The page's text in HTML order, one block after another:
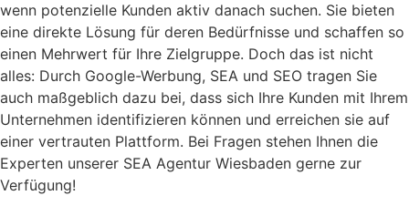
wenn potenzielle Kunden aktiv danach suchen. Sie bieten
eine direkte Lösung für deren Bedürfnisse und schaffen so
einen Mehrwert für Ihre Zielgruppe. Doch das ist nicht
alles: Durch Google-Werbung, SEA und SEO tragen Sie
auch maßgeblich dazu bei, dass sich Ihre Kunden mit Ihrem
Unternehmen identifizieren können und erreichen sie auf
einer vertrauten Plattform. Bei Fragen stehen Ihnen die
Experten unserer SEA Agentur Wiesbaden gerne zur
Verfügung!